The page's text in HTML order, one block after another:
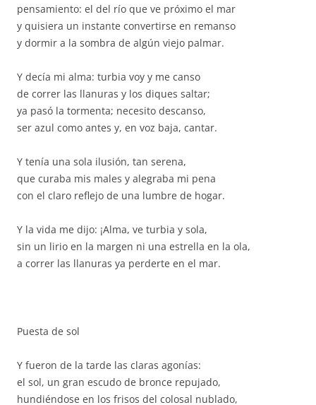
pensamiento: el del río que ve próximo el mar
y quisiera un instante convertirse en remanso
y dormir a la sombra de algún viejo palmar.
Y decía mi alma: turbia voy y me canso
de correr las llanuras y los diques saltar;
ya pasó la tormenta; necesito descanso,
ser azul como antes y, en voz baja, cantar.
Y tenía una sola ilusión, tan serena,
que curaba mis males y alegraba mi pena
con el claro reflejo de una lumbre de hogar.
Y la vida me dijo: ¡Alma, ve turbia y sola,
sin un lirio en la margen ni una estrella en la ola,
a correr las llanuras ya perderte en el mar.
Puesta de sol
Y fueron de la tarde las claras agonías:
el sol, un gran escudo de bronce repujado,
hundiéndose en los frisos del colosal nublado,